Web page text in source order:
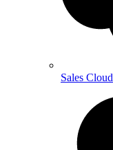
Sales Cloud